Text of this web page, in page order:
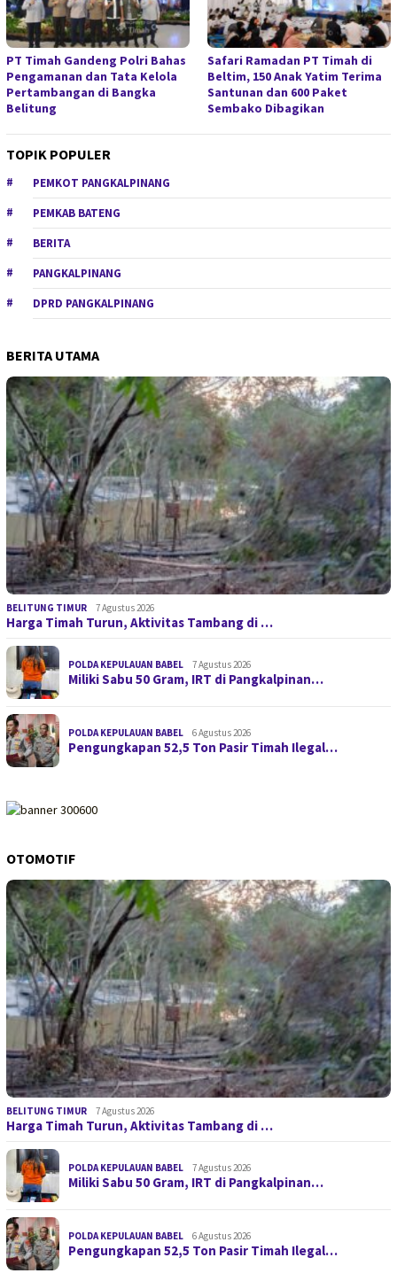
PT Timah Gandeng Polri Bahas
Pengamanan dan Tata Kelola
Pertambangan di Bangka
Belitung
Safari Ramadan PT Timah di
Beltim, 150 Anak Yatim Terima
Santunan dan 600 Paket
Sembako Dibagikan
TOPIK POPULER
PEMKOT PANGKALPINANG
PEMKAB BATENG
BERITA
PANGKALPINANG
DPRD PANGKALPINANG
BERITA UTAMA
BELITUNG TIMUR 7 Agustus 2026
Harga Timah Turun, Aktivitas Tambang di …
POLDA KEPULAUAN BABEL 7 Agustus 2026
Miliki Sabu 50 Gram, IRT di Pangkalpinan…
POLDA KEPULAUAN BABEL 6 Agustus 2026
Pengungkapan 52,5 Ton Pasir Timah Ilegal…
OTOMOTIF
BELITUNG TIMUR 7 Agustus 2026
Harga Timah Turun, Aktivitas Tambang di …
POLDA KEPULAUAN BABEL 7 Agustus 2026
Miliki Sabu 50 Gram, IRT di Pangkalpinan…
POLDA KEPULAUAN BABEL 6 Agustus 2026
Pengungkapan 52,5 Ton Pasir Timah Ilegal…